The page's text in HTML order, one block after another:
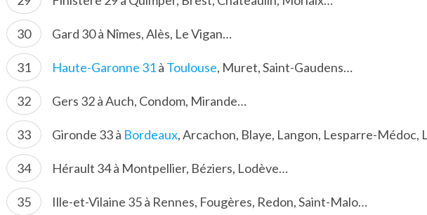
Gard 30 à Nîmes, Alès, Le Vigan…
Haute-Garonne 31à Toulouse, Muret, Saint-Gaudens…
Gers 32 à Auch, Condom, Mirande…
Gironde 33 à Bordeaux, Arcachon, Blaye, Langon, Lesparre-Médoc,
Hérault 34 à Montpellier, Béziers, Lodève…
Ille-et-Vilaine 35 à Rennes, Fougères, Redon, Saint-Malo…